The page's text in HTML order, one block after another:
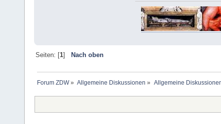
Seiten: [1] Nach oben
Forum ZDW» Allgemeine Diskussionen » Allgemeine